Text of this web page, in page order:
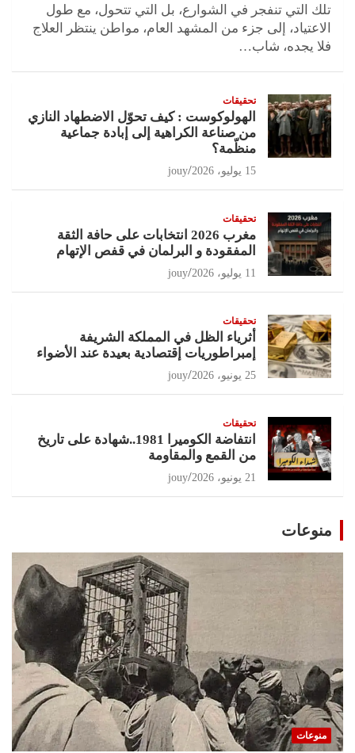
تلك التي تنفجر في الشوارع، بل التي تتحول، مع طول
الاعتياد، إلى جزء من المشهد العام، مواطن ينتظر العلاج
فلا يجده، شاب…
تحقيقات
الهولوكوست : كيف تحوّل الاضطهاد النازي
من صناعة الكراهية إلى إبادة جماعية
منظّمة؟
15 يوليو، 2026 jouy
تحقيقات
مغرب 2026 انتخابات على حافة الثقة
المفقودة و البرلمان في قفص الإتهام
11 يوليو، 2026 jouy
تحقيقات
أثرياء الظل في المملكة الشريفة
إمبراطوريات إقتصادية بعيدة عند الأضواء
25 يونيو، 2026 jouy
تحقيقات
انتفاضة الكوميرا 1981..شهادة على تاريخ
من القمع والمقاومة
21 يونيو، 2026 jouy
منوعات
منوعات